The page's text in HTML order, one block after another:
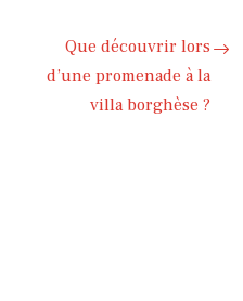
Que découvrir lors
d’une promenade à la
villa borghèse ?